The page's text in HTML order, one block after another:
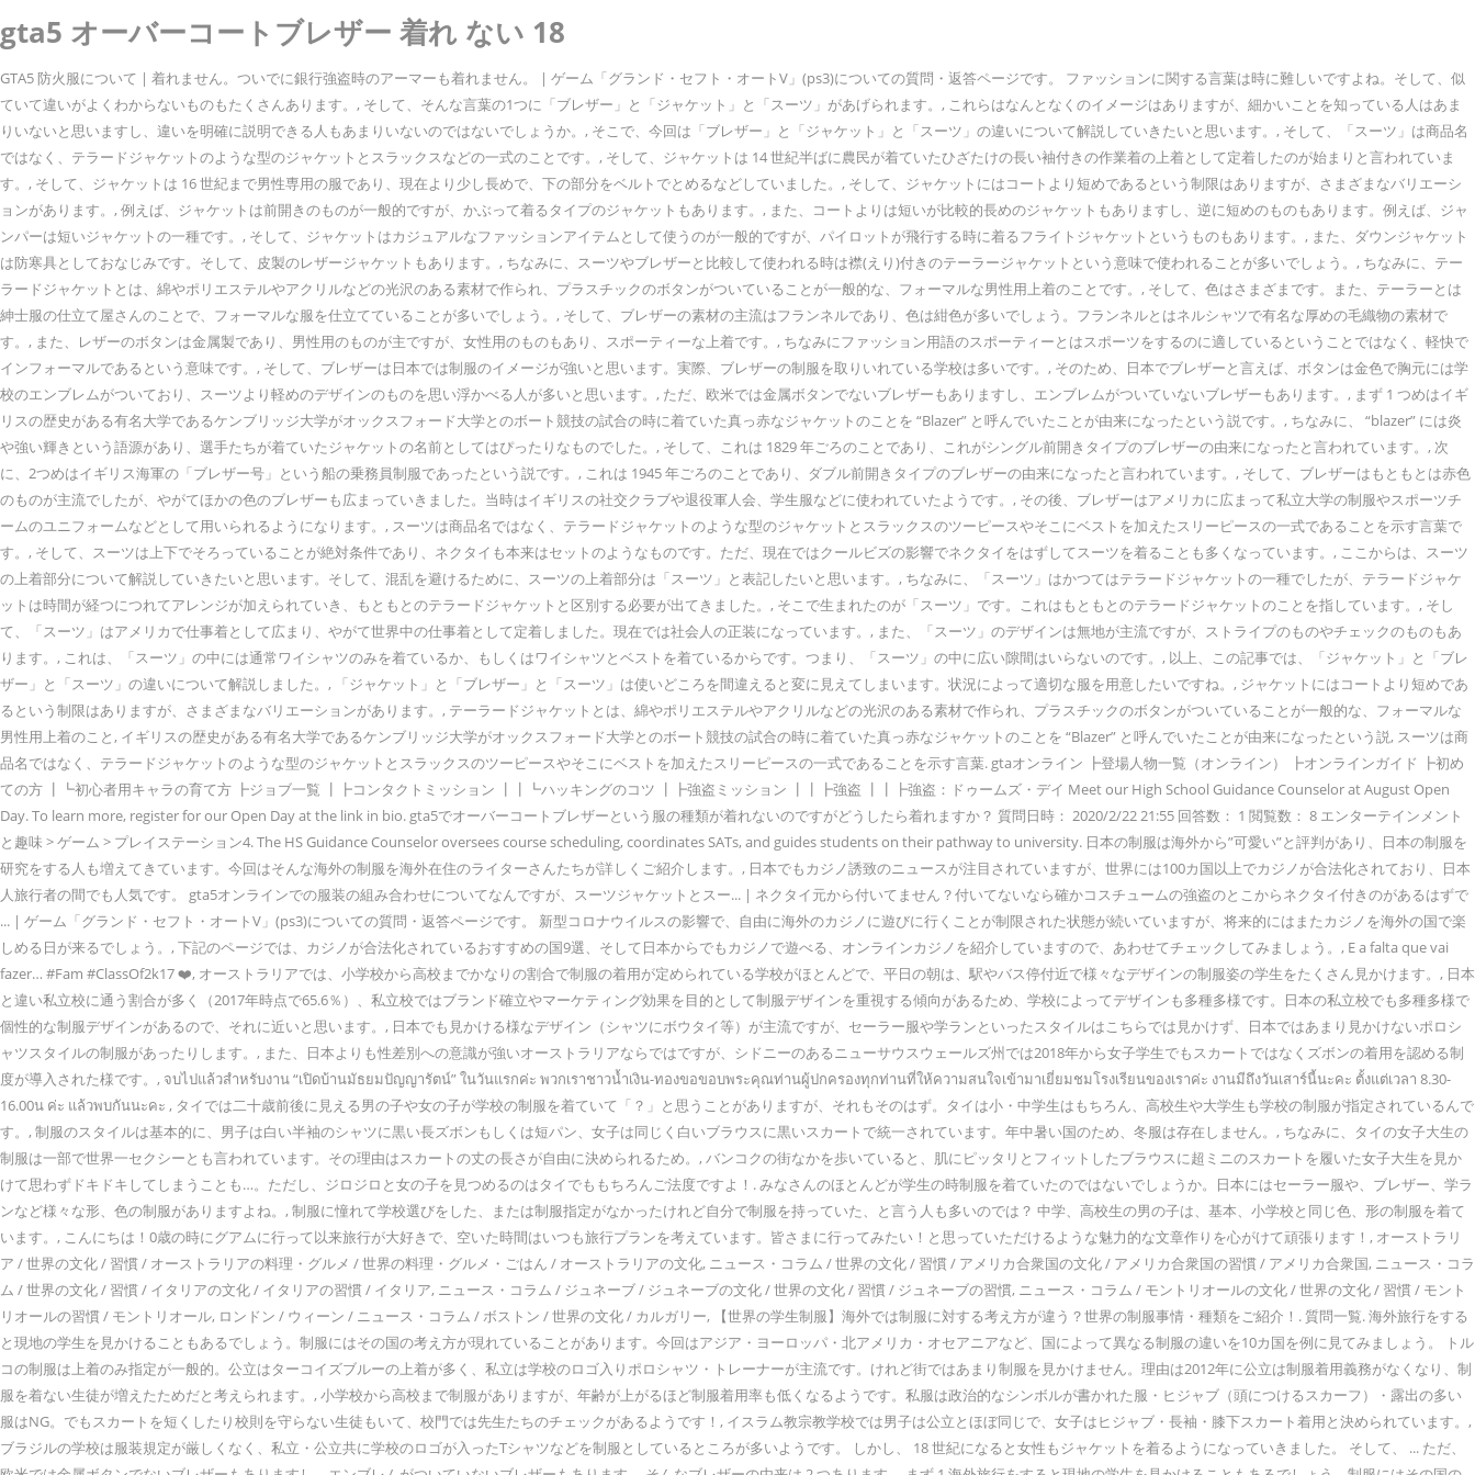
gta5 オーバーコートブレザー 着れ ない 18
GTA5 防火服について | 着れません。ついでに銀行強盗時のアーマーも着れません。 | ゲーム「グランド・セフト・オートV」(ps3)についての質問・返答ページです。 ファッションに関する言葉は時に難しいですよね。そして、似
ていて違いがよくわからないものもたくさんあります。, そして、そんな言葉の1つに「ブレザー」と「ジャケット」と「スーツ」があげられます。, これらはなんとなくのイメージはありますが、細かいことを知っている人はあま
りいないと思いますし、違いを明確に説明できる人もあまりいないのではないでしょうか。, そこで、今回は「ブレザー」と「ジャケット」と「スーツ」の違いについて解説していきたいと思います。, そして、「スーツ」は商品名
ではなく、テラードジャケットのような型のジャケットとスラックスなどの一式のことです。, そして、ジャケットは 14 世紀半ばに農民が着ていたひざたけの長い袖付きの作業着の上着として定着したのが始まりと言われていま
す。, そして、ジャケットは 16 世紀まで男性専用の服であり、現在より少し長めで、下の部分をベルトでとめるなどしていました。, そして、ジャケットにはコートより短めであるという制限はありますが、さまざまなバリエーシ
ョンがあります。, 例えば、ジャケットは前開きのものが一般的ですが、かぶって着るタイプのジャケットもあります。, また、コートよりは短いが比較的長めのジャケットもありますし、逆に短めのものもあります。例えば、ジャ
ンパーは短いジャケットの一種です。, そして、ジャケットはカジュアルなファッションアイテムとして使うのが一般的ですが、パイロットが飛行する時に着るフライトジャケットというものもあります。, また、ダウンジャケット
は防寒具としておなじみです。そして、皮製のレザージャケットもあります。, ちなみに、スーツやブレザーと比較して使われる時は襟(えり)付きのテーラージャケットという意味で使われることが多いでしょう。, ちなみに、テー
ラードジャケットとは、綿やポリエステルやアクリルなどの光沢のある素材で作られ、プラスチックのボタンがついていることが一般的な、フォーマルな男性用上着のことです。, そして、色はさまざまです。また、テーラーとは
紳士服の仕立て屋さんのことで、フォーマルな服を仕立てていることが多いでしょう。, そして、ブレザーの素材の主流はフランネルであり、色は紺色が多いでしょう。フランネルとはネルシャツで有名な厚めの毛織物の素材で
す。, また、レザーのボタンは金属製であり、男性用のものが主ですが、女性用のものもあり、スポーティーな上着です。, ちなみにファッション用語のスポーティーとはスポーツをするのに適しているということではなく、軽快で
インフォーマルであるという意味です。, そして、ブレザーは日本では制服のイメージが強いと思います。実際、ブレザーの制服を取りいれている学校は多いです。, そのため、日本でブレザーと言えば、ボタンは金色で胸元には学
校のエンブレムがついており、スーツより軽めのデザインのものを思い浮かべる人が多いと思います。, ただ、欧米では金属ボタンでないブレザーもありますし、エンブレムがついていないブレザーもあります。, まず 1 つめはイギ
リスの歴史がある有名大学であるケンブリッジ大学がオックスフォード大学とのボート競技の試合の時に着ていた真っ赤なジャケットのことを “Blazer” と呼んでいたことが由来になったという説です。, ちなみに、 “blazer” には炎
や強い輝きという語源があり、選手たちが着ていたジャケットの名前としてはぴったりなものでした。, そして、これは 1829 年ごろのことであり、これがシングル前開きタイプのブレザーの由来になったと言われています。, 次
に、2つめはイギリス海軍の「ブレザー号」という船の乗務員制服であったという説です。, これは 1945 年ごろのことであり、ダブル前開きタイプのブレザーの由来になったと言われています。, そして、ブレザーはもともとは赤色
のものが主流でしたが、やがてほかの色のブレザーも広まっていきました。当時はイギリスの社交クラブや退役軍人会、学生服などに使われていたようです。, その後、ブレザーはアメリカに広まって私立大学の制服やスポーツチ
ームのユニフォームなどとして用いられるようになります。, スーツは商品名ではなく、テラードジャケットのような型のジャケットとスラックスのツーピースやそこにベストを加えたスリーピースの一式であることを示す言葉で
す。, そして、スーツは上下でそろっていることが絶対条件であり、ネクタイも本来はセットのようなものです。ただ、現在ではクールビズの影響でネクタイをはずしてスーツを着ることも多くなっています。, ここからは、スーツ
の上着部分について解説していきたいと思います。そして、混乱を避けるために、スーツの上着部分は「スーツ」と表記したいと思います。, ちなみに、「スーツ」はかつてはテラードジャケットの一種でしたが、テラードジャケ
ットは時間が経つにつれてアレンジが加えられていき、もともとのテラードジャケットと区別する必要が出てきました。, そこで生まれたのが「スーツ」です。これはもともとのテラードジャケットのことを指しています。, そし
て、「スーツ」はアメリカで仕事着として広まり、やがて世界中の仕事着として定着しました。現在では社会人の正装になっています。, また、「スーツ」のデザインは無地が主流ですが、ストライプのものやチェックのものもあ
ります。, これは、「スーツ」の中には通常ワイシャツのみを着ているか、もしくはワイシャツとベストを着ているからです。つまり、「スーツ」の中に広い隙間はいらないのです。, 以上、この記事では、「ジャケット」と「ブレ
ザー」と「スーツ」の違いについて解説しました。, 「ジャケット」と「ブレザー」と「スーツ」は使いどころを間違えると変に見えてしまいます。状況によって適切な服を用意したいですね。, ジャケットにはコートより短めであ
るという制限はありますが、さまざまなバリエーションがあります。, テーラードジャケットとは、綿やポリエステルやアクリルなどの光沢のある素材で作られ、プラスチックのボタンがついていることが一般的な、フォーマルな
男性用上着のこと, イギリスの歴史がある有名大学であるケンブリッジ大学がオックスフォード大学とのボート競技の試合の時に着ていた真っ赤なジャケットのことを “Blazer” と呼んでいたことが由来になったという説, スーツは商
品名ではなく、テラードジャケットのような型のジャケットとスラックスのツーピースやそこにベストを加えたスリーピースの一式であることを示す言葉. gtaオンライン ┣登場人物一覧（オンライン） ┣オンラインガイド ┣初め
ての方 ┃┗初心者用キャラの育て方 ┣ジョブ一覧 ┃┣コンタクトミッション ┃┃┗ハッキングのコツ ┃┣強盗ミッション ┃┃┣強盗 ┃┃┣強盗：ドゥームズ・デイ Meet our High School Guidance Counselor at August Open
Day. To learn more, register for our Open Day at the link in bio. gta5でオーバーコートブレザーという服の種類が着れないのですがどうしたら着れますか？ 質問日時： 2020/2/22 21:55 回答数： 1 閲覧数： 8 エンターテインメント
と趣味 > ゲーム > プレイステーション4. The HS Guidance Counselor oversees course scheduling, coordinates SATs, and guides students on their pathway to university. 日本の制服は海外から”可愛い”と評判があり、日本の制服を
研究をする人も増えてきています。今回はそんな海外の制服を海外在住のライターさんたちが詳しくご紹介します。, 日本でもカジノ誘致のニュースが注目されていますが、世界には100カ国以上でカジノが合法化されており、日本
人旅行者の間でも人気です。 gta5オンラインでの服装の組み合わせについてなんですが、スーツジャケットとスー... | ネクタイ元から付いてません？付いてないなら確かコスチュームの強盗のとこからネクタイ付きのがあるはずで
... | ゲーム「グランド・セフト・オートV」(ps3)についての質問・返答ページです。 新型コロナウイルスの影響で、自由に海外のカジノに遊びに行くことが制限された状態が続いていますが、将来的にはまたカジノを海外の国で楽
しめる日が来るでしょう。, 下記のページでは、カジノが合法化されているおすすめの国9選、そして日本からでもカジノで遊べる、オンラインカジノを紹介していますので、あわせてチェックしてみましょう。, E a falta que vai
fazer… #Fam #ClassOf2k17 ❤️, オーストラリアでは、小学校から高校までかなりの割合で制服の着用が定められている学校がほとんどで、平日の朝は、駅やバス停付近で様々なデザインの制服姿の学生をたくさん見かけます。, 日本
と違い私立校に通う割合が多く（2017年時点で65.6％）、私立校ではブランド確立やマーケティング効果を目的として制服デザインを重視する傾向があるため、学校によってデザインも多種多様です。日本の私立校でも多種多様で
個性的な制服デザインがあるので、それに近いと思います。, 日本でも見かける様なデザイン（シャツにボウタイ等）が主流ですが、セーラー服や学ランといったスタイルはこちらでは見かけず、日本ではあまり見かけないポロシ
ャツスタイルの制服があったりします。, また、日本よりも性差別への意識が強いオーストラリアならではですが、シドニーのあるニューサウスウェールズ州では2018年から女子学生でもスカートではなくズボンの着用を認める制
度が導入された様です。, จบไปแล้วสำหรับงาน “เปิดบ้านมัธยมปัญญารัตน์” ในวันแรกค่ะ พวกเราชาวน้ำเงิน-ทองขอขอบพระคุณท่านผู้ปกครองทุกท่านที่ให้ความสนใจเข้ามาเยี่ยมชมโรงเรียนของเราค่ะ งานมีถึงวันเสาร์นี้นะคะ ตั้งแต่เวลา 8.30-
16.00น ค่ะ แล้วพบกันนะคะ , タイでは二十歳前後に見える男の子や女の子が学校の制服を着ていて「？」と思うことがありますが、それもそのはず。タイは小・中学生はもちろん、高校生や大学生も学校の制服が指定されているんで
す。, 制服のスタイルは基本的に、男子は白い半袖のシャツに黒い長ズボンもしくは短パン、女子は同じく白いブラウスに黒いスカートで統一されています。年中暑い国のため、冬服は存在しません。, ちなみに、タイの女子大生の
制服は一部で世界一セクシーとも言われています。その理由はスカートの丈の長さが自由に決められるため。, バンコクの街なかを歩いていると、肌にピッタリとフィットしたブラウスに超ミニのスカートを履いた女子大生を見か
けて思わずドキドキしてしまうことも…。ただし、ジロジロと女の子を見つめるのはタイでももちろんご法度ですよ！. みなさんのほとんどが学生の時制服を着ていたのではないでしょうか。日本にはセーラー服や、ブレザー、学ラ
ンなど様々な形、色の制服がありますよね。, 制服に憧れて学校選びをした、または制服指定がなかったけれど自分で制服を持っていた、と言う人も多いのでは？ 中学、高校生の男の子は、基本、小学校と同じ色、形の制服を着て
います。, こんにちは！0歳の時にグアムに行って以来旅行が大好きで、空いた時間はいつも旅行プランを考えています。皆さまに行ってみたい！と思っていただけるような魅力的な文章作りを心がけて頑張ります！, オーストラリ
ア / 世界の文化 / 習慣 / オーストラリアの料理・グルメ / 世界の料理・グルメ・ごはん / オーストラリアの文化, ニュース・コラム / 世界の文化 / 習慣 / アメリカ合衆国の文化 / アメリカ合衆国の習慣 / アメリカ合衆国, ニュース・コラ
ム / 世界の文化 / 習慣 / イタリアの文化 / イタリアの習慣 / イタリア, ニュース・コラム / ジュネーブ / ジュネーブの文化 / 世界の文化 / 習慣 / ジュネーブの習慣, ニュース・コラム / モントリオールの文化 / 世界の文化 / 習慣 / モント
リオールの習慣 / モントリオール, ロンドン / ウィーン / ニュース・コラム / ボストン / 世界の文化 / カルガリー, 【世界の学生制服】海外では制服に対する考え方が違う？世界の制服事情・種類をご紹介！. 質問一覧. 海外旅行をする
と現地の学生を見かけることもあるでしょう。制服にはその国の考え方が現れていることがあります。今回はアジア・ヨーロッパ・北アメリカ・オセアニアなど、国によって異なる制服の違いを10カ国を例に見てみましょう。 トル
コの制服は上着のみ指定が一般的。公立はターコイズブルーの上着が多く、私立は学校のロゴ入りポロシャツ・トレーナーが主流です。けれど街ではあまり制服を見かけません。理由は2012年に公立は制服着用義務がなくなり、制
服を着ない生徒が増えたためだと考えられます。, 小学校から高校まで制服がありますが、年齢が上がるほど制服着用率も低くなるようです。私服は政治的なシンボルが書かれた服・ヒジャブ（頭につけるスカーフ）・露出の多い
服はNG。でもスカートを短くしたり校則を守らない生徒もいて、校門では先生たちのチェックがあるようです！, イスラム教宗教学校では男子は公立とほぼ同じで、女子はヒジャブ・長袖・膝下スカート着用と決められています。,
ブラジルの学校は服装規定が厳しくなく、私立・公立共に学校のロゴが入ったTシャツなどを制服としているところが多いようです。 しかし、 18 世紀になると女性もジャケットを着るようになっていきました。 そして、 ... ただ、